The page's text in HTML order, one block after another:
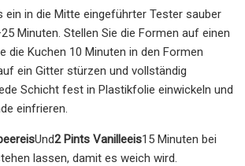
ein in die Mitte eingeführter Tester sauber
Minuten. Stellen Sie die Formen auf einen
die Kuchen 10 Minuten in den Formen
ein Gitter stürzen und vollständig
Schicht fest in Plastikfolie einwickeln und
einfrieren.
Und2 Pints ​​Vanilleeis15 Minuten bei
lassen, damit es weich wird.